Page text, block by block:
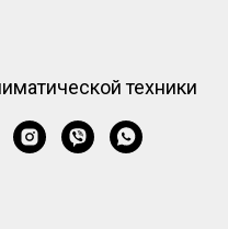
техники